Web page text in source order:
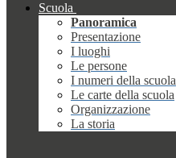
Scuola
Panoramica
Presentazione
I luoghi
Le persone
I numeri della scuola
Le carte della scuola
Organizzazione
La storia